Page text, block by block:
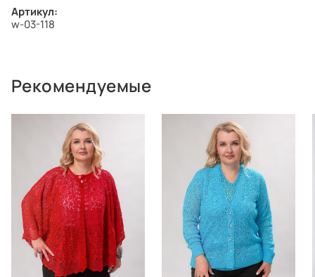
Артикул:
w-03-118
Рекомендуемые